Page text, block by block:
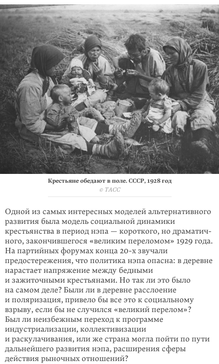
Крестьяне обедают в поле. СССР, 1928 год
© ТАСС
Одной из самых интересных моделей альтернативного
развития была модель социальной динамики
крестьянства в период нэпа — короткого, но драматич­
ного, закончившегося «великим переломом» 1929 года.
На партийных форумах конца 20-х звучали
предостережения, что политика нэпа опасна: в деревне
нарастает напряжение между бедными
и зажиточными крестьянами. Но так ли это было
на самом деле? Были ли в деревне расслоение
и поляризация, привело бы все это к социальному
взрыву, если бы не случился «великий перелом»?
Был ли неизбежным переход к программе
индустриализации, коллективизации
и раскулачивания, или же страна могла пойти по пути
дальнейшего развития нэпа, расширения сферы
действия рыночных отношений?